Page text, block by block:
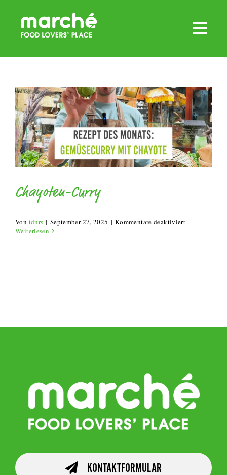
Inhalt
Chayoten-Curry
Von tdnrs | September 27, 2025 | Kommentare deaktiviertfür
Curry
Weiterlesen
KONTAKTFORMULAR